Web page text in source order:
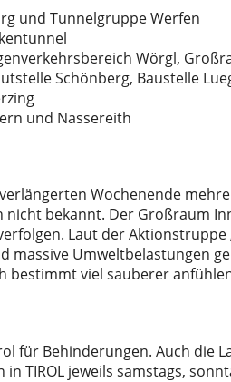
und Tunnelgruppe Werfen
Wörgl,
Schönberg, Baustelle
und Nassereith
Wochenende
bekannt. Der Großraum
Laut der Aktionstruppe
massive Umweltbelastungen
bestimmt viel sauberer
für Behinderungen. Auch die
TIROL jeweils samstags,